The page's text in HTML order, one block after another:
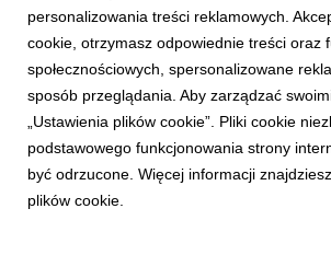
AKTUALNOŚCI
Dentsu wzmacnia kompetencje
Transformation w Polsce
27 kwietnia 2026
Dentsu rozwija w Polsce kompetencje
Transformation (BX), wzmacniając swoją
transformacji biznesowej w erze AI. Zespół
personalizowania treści reklamowych.
cookie, otrzymasz odpowiednie treści oraz
społecznościowych, spersonalizowane
sposób przeglądania. Aby zarządzać
„Ustawienia plików cookie”. Pliki cookie
podstawowego funkcjonowania strony
być odrzucone. Więcej informacji
plików cookie.